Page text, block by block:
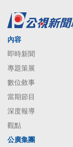
內容
即時新聞
專題策展
數位敘事
當期節目
深度報導
觀點
公廣集團